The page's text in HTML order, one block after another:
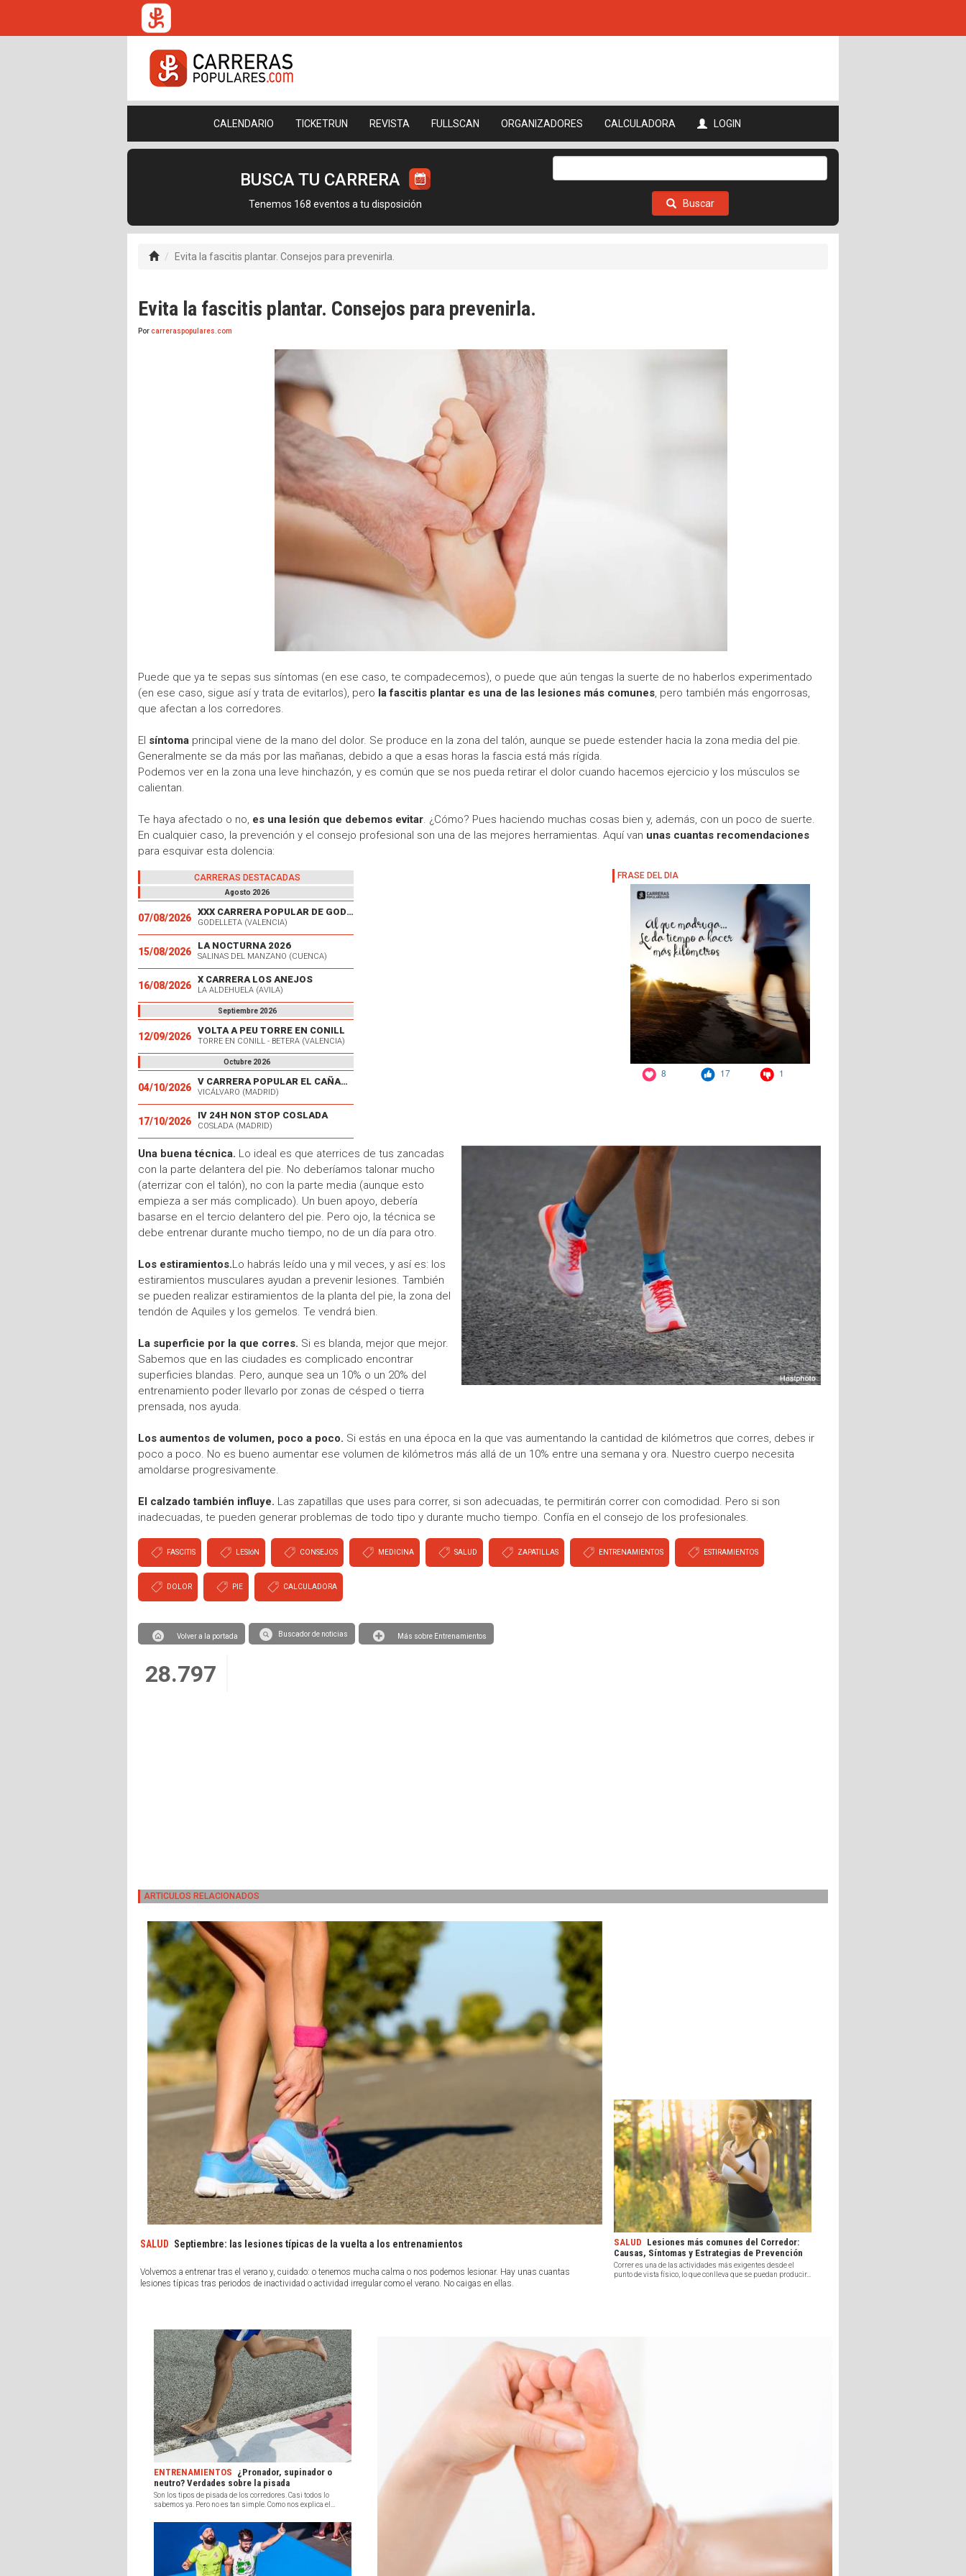
CALENDARIO TICKETRUN REVISTA FULLSCAN ORGANIZADORES CALCULADORA LOGIN
BUSCA TU CARRERA
Tenemos 168 eventos a tu disposición Buscar
Evita la fascitis plantar. Consejos para prevenirla.
Evita la fascitis plantar. Consejos para prevenirla.
Porcarreraspopulares.com
Puede que ya te sepas sus síntomas (en ese caso, te compadecemos), o puede que aún tengas la suerte de no haberlos experimentado
(en ese caso, sigue así y trata de evitarlos), pero la fascitis plantar es una de las lesiones más comunes, pero también más engorrosas,
que afectan a los corredores.
El síntoma principal viene de la mano del dolor. Se produce en la zona del talón, aunque se puede estender hacia la zona media del pie.
Generalmente se da más por las mañanas, debido a que a esas horas la fascia está más rígida.
Podemos ver en la zona una leve hinchazón, y es común que se nos pueda retirar el dolor cuando hacemos ejercicio y los músculos se
calientan.
Te haya afectado o no, es una lesión que debemos evitar. ¿Cómo? Pues haciendo muchas cosas bien y, además, con un poco de suerte.
En cualquier caso, la prevención y el consejo profesional son una de las mejores herramientas. Aquí van unas cuantas recomendaciones
para esquivar esta dolencia:
CARRERAS DESTACADAS
Agosto 2026
07/08/2026
XXX CARRERA POPULAR DE GODELLETA
GODELLETA (VALENCIA)
15/08/2026
LA NOCTURNA 2026
SALINAS DEL MANZANO (CUENCA)
16/08/2026
X CARRERA LOS ANEJOS
LA ALDEHUELA (AVILA)
Septiembre 2026
12/09/2026
VOLTA A PEU TORRE EN CONILL
TORRE EN CONILL - BETERA (VALENCIA)
Octubre 2026
04/10/2026
V CARRERA POPULAR EL CAÑAVERAL
VICÁLVARO (MADRID)
17/10/2026
IV 24H NON STOP COSLADA
COSLADA (MADRID)
Una buena técnica. Lo ideal es que aterrices de tus zancadas
con la parte delantera del pie. No deberíamos talonar mucho
(aterrizar con el talón), no con la parte media (aunque esto
empieza a ser más complicado). Un buen apoyo, debería
basarse en el tercio delantero del pie. Pero ojo, la técnica se
debe entrenar durante mucho tiempo, no de un día para otro.
Los estiramientos.Lo habrás leído una y mil veces, y así es: los
estiramientos musculares ayudan a prevenir lesiones. También
se pueden realizar estiramientos de la planta del pie, la zona del
tendón de Aquiles y los gemelos. Te vendrá bien.
La superficie por la que corres. Si es blanda, mejor que mejor.
Sabemos que en las ciudades es complicado encontrar
superficies blandas. Pero, aunque sea un 10% o un 20% del
entrenamiento poder llevarlo por zonas de césped o tierra
prensada, nos ayuda.
Los aumentos de volumen, poco a poco. Si estás en una época en la que vas aumentando la cantidad de kilómetros que corres, debes ir
poco a poco. No es bueno aumentar ese volumen de kilómetros más allá de un 10% entre una semana y ora. Nuestro cuerpo necesita
amoldarse progresivamente.
El calzado también influye. Las zapatillas que uses para correr, si son adecuadas, te permitirán correr con comodidad. Pero si son
inadecuadas, te pueden generar problemas de todo tipo y durante mucho tiempo. Confía en el consejo de los profesionales.
FASCITIS LESIóN CONSEJOS MEDICINA SALUD ZAPATILLAS ENTRENAMIENTOS ESTIRAMIENTOS
DOLOR PIE CALCULADORA
Volver a la portada Buscador de noticias Más sobre Entrenamientos
28.797
ARTICULOS RELACIONADOS
SALUD Septiembre: las lesiones típicas de la vuelta a los entrenamientos
Volvemos a entrenar tras el verano y, cuidado: o tenemos mucha calma o nos podemos lesionar. Hay unas cuantas
lesiones típicas tras periodos de inactividad o actividad irregular como el verano. No caigas en ellas.
SALUD Lesiones más comunes del Corredor:
Causas, Síntomas y Estrategias de Prevención
Correr es una de las actividades más exigentes desde el
punto de vista físico, lo que conlleva que se puedan producir...
ENTRENAMIENTOS ¿Pronador, supinador o
neutro? Verdades sobre la pisada
Son los tipos de pisada de los corredores. Casi todos lo
sabemos ya. Pero no es tan simple. Como nos explica el...